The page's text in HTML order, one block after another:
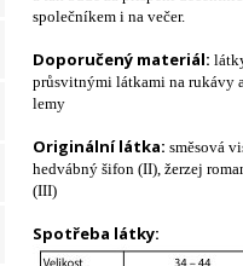
společníkem i na večer.
Doporučený materiál:
průsvitnými látkami na rukávy
lemy
Originální látka: směsová
hedvábný šifon (II), žerzej
(III)
Spotřeba látky: